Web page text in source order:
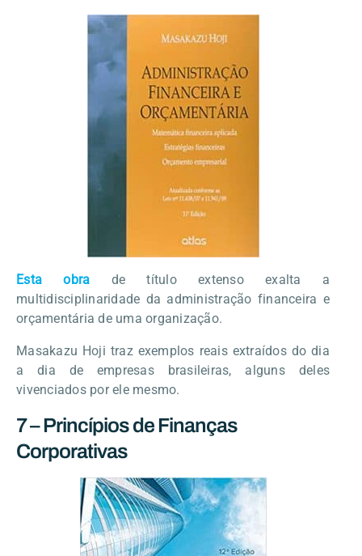
Esta obra de título extenso exalta a
multidisciplinaridade da administração financeira e
orçamentária de uma organização.
Masakazu Hoji traz exemplos reais extraídos do dia
a dia de empresas brasileiras, alguns deles
vivenciados por ele mesmo.
7 – Princípios de Finanças
Corporativas